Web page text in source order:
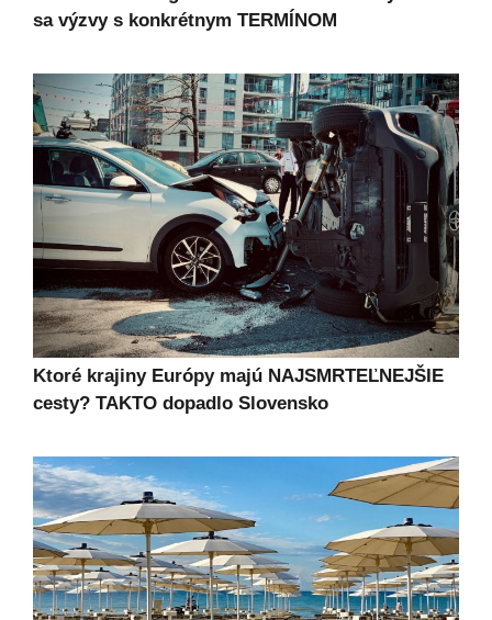
sa výzvy s konkrétnym TERMÍNOM
Ktoré krajiny Európy majú NAJSMRTEĽNEJŠIE
cesty? TAKTO dopadlo Slovensko